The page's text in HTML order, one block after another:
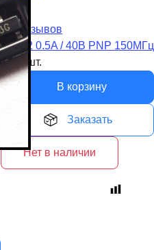
нет отзывов
S9012 0.5A / 40В PNP 150MГц
4р. / шт.
В корзину
Заказать
Нет в наличии